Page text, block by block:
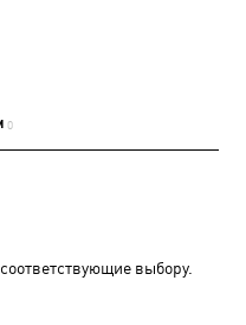
0
выбору.